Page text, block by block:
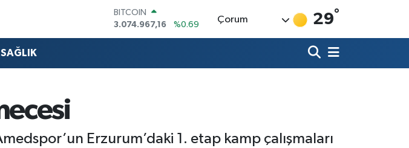
3.074.967,16
DOLAR
STERLİN
Çorum 29°
SAĞLIK
Erzurum’daki 1. etap kamp çalışmaları